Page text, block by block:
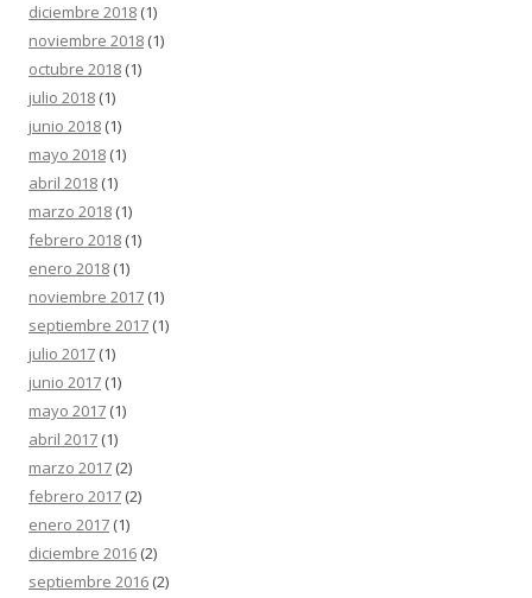
diciembre 2018 (1)
noviembre 2018 (1)
octubre 2018 (1)
julio 2018 (1)
junio 2018 (1)
mayo 2018 (1)
abril 2018 (1)
marzo 2018 (1)
febrero 2018 (1)
enero 2018 (1)
noviembre 2017 (1)
septiembre 2017 (1)
julio 2017 (1)
junio 2017 (1)
mayo 2017 (1)
abril 2017 (1)
marzo 2017 (2)
febrero 2017 (2)
enero 2017 (1)
diciembre 2016 (2)
septiembre 2016 (2)